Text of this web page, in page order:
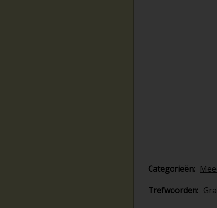
Categorieën:
Trefwoorden: